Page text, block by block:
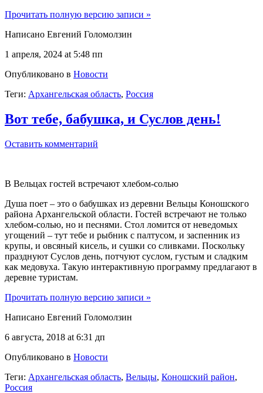
Прочитать полную версию записи »
Написано Евгений Голомолзин
1 апреля, 2024 at 5:48 пп
Опубликовано в Новости
Теги: Архангельская область, Россия
Вот тебе, бабушка, и Суслов день!
Оставить комментарий
В Вельцах гостей встречают хлебом-солью
Душа поет – это о бабушках из деревни Вельцы Коношского
района Архангельской области. Гостей встречают не только
хлебом-солью, но и песнями. Стол ломится от неведомых
угощений – тут тебе и рыбник с палтусом, и заспенник из
крупы, и овсяный кисель, и сушки со сливками. Поскольку
празднуют Суслов день, потчуют суслом, густым и сладким
как медовуха. Такую интерактивную программу предлагают в
деревне туристам.
Прочитать полную версию записи »
Написано Евгений Голомолзин
6 августа, 2018 at 6:31 дп
Опубликовано в Новости
Теги: Архангельская область, Вельцы, Коношский район,
Россия